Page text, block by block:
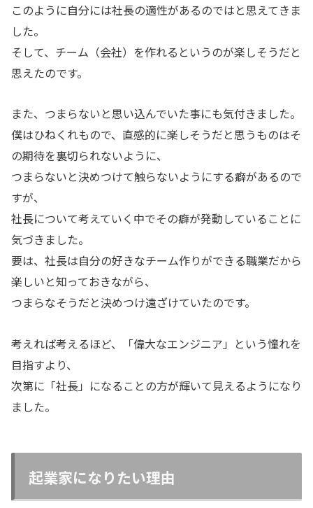
このように自分には社長の適性があるのではと思えてきま
した。
そして、チーム（会社）を作れるというのが楽しそうだと
思えたのです。
また、つまらないと思い込んでいた事にも気付きました。
僕はひねくれもので、直感的に楽しそうだと思うものはそ
の期待を裏切られないように、
つまらないと決めつけて触らないようにする癖があるので
すが、
社長について考えていく中でその癖が発動していることに
気づきました。
要は、社長は自分の好きなチーム作りができる職業だから
楽しいと知っておきながら、
つまらなそうだと決めつけ遠ざけていたのです。
考えれば考えるほど、「偉大なエンジニア」という憧れを
目指すより、
次第に「社長」になることの方が輝いて見えるようになり
ました。
起業家になりたい理由